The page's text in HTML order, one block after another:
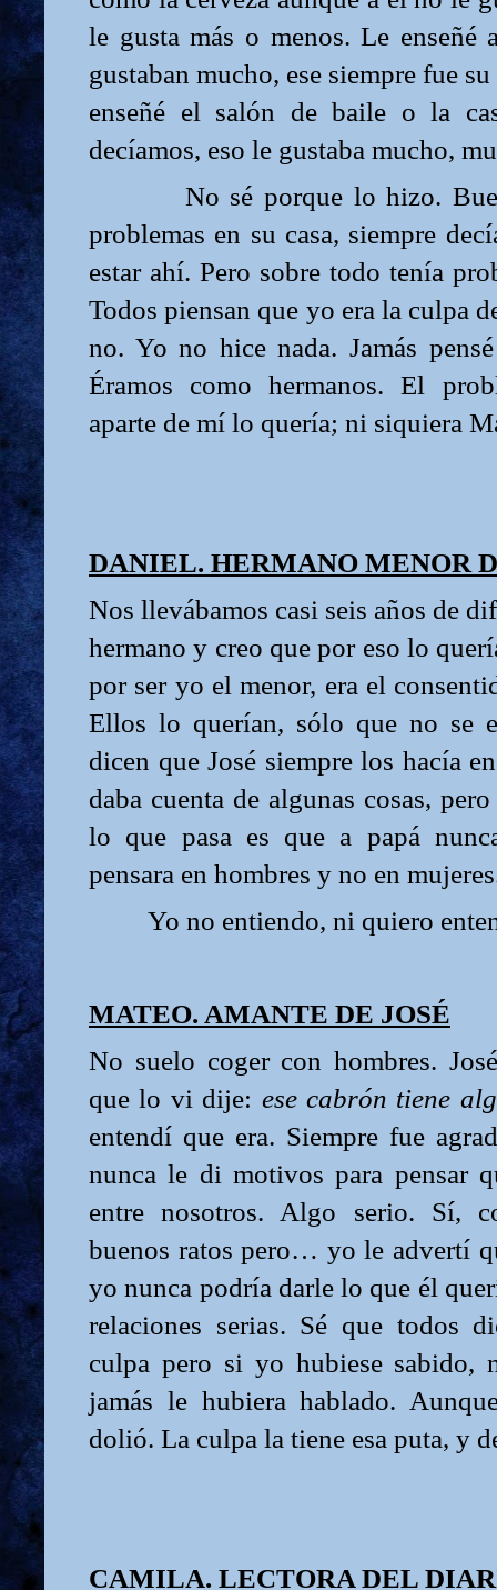
le gusta más o menos. Le enseñé
gustaban mucho, ese siempre fue
enseñé el salón de baile o la
decíamos, eso le gustaba mucho,
No sé porque lo hizo.
problemas en su casa, siempre
estar ahí. Pero sobre todo tenía
Todos piensan que yo era la culpa
no. Yo no hice nada. Jamás
Éramos como hermanos. El
aparte de mí lo quería; ni siquiera
DANIEL. HERMANO MENOR
Nos llevábamos casi seis años de
hermano y creo que por eso lo
por ser yo el menor, era el
Ellos lo querían, sólo que no se
dicen que José siempre los hacía
daba cuenta de algunas cosas,
lo que pasa es que a papá
pensara en hombres y no en
Yo no entiendo, ni quiero
MATEO. AMANTE DE JOSÉ
No suelo coger con hombres.
que lo vi dije: ese cabrón tiene
entendí que era. Siempre fue
nunca le di motivos para pensar
entre nosotros. Algo serio. Sí,
buenos ratos pero… yo le advertí
yo nunca podría darle lo que él
relaciones serias. Sé que todos
culpa pero si yo hubiese sabido,
jamás le hubiera hablado.
dolió. La culpa la tiene esa puta, y
CAMILA. LECTORA DEL